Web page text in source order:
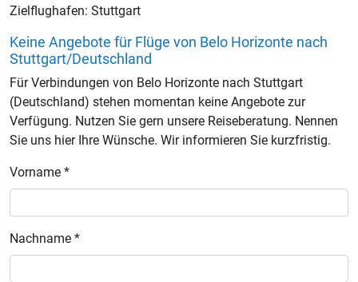
Zielflughafen: Stuttgart
Keine Angebote für Flüge von Belo Horizonte nach
Stuttgart/Deutschland
Für Verbindungen von Belo Horizonte nach Stuttgart
(Deutschland) stehen momentan keine Angebote zur
Verfügung. Nutzen Sie gern unsere Reiseberatung. Nennen
Sie uns hier Ihre Wünsche. Wir informieren Sie kurzfristig.
Vorname *
Nachname *